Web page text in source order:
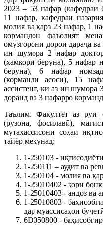
2023 – 53 нафар (кафедраи
11 нафар, кафедраи
молия ва қарз 23 нафар, 1
кормандон фаъолият
омӯзгорони дорои дараҷа
ин шумора 2 нафар
(ҳамкори беруна), 5 нафар
беруна), 6 нафар
(корманди асосӣ), 15
ассистент, ки аз ин шумора
доранд ва 3 нафарро
Таълим. Факултет аз рӯи
(рӯзона, фосилавӣ),
мутахассисони соҳаи
тайёр мекунад:
1-250103 -
1-250111 – аудит ва
1-250104 - молия ва
1-25010402 - кори
1-25010403 - андоз ва
1-25010803 -
дар муассисаҳои
6D050800 -